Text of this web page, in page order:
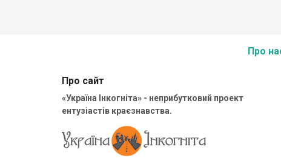
Про
Про сайт
«Україна Інкогніта» - неприбутковий проект
ентузіастів краєзнавства.